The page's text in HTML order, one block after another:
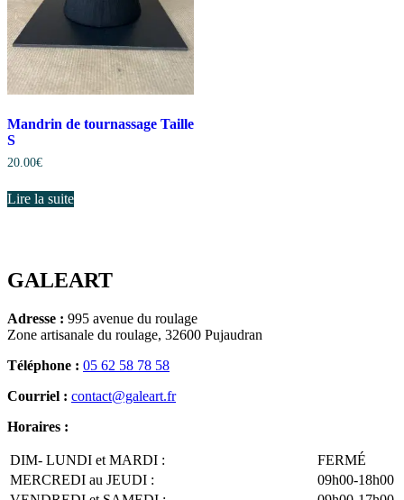
Mandrin de tournassage Taille
S
20.00€
Lire la suite
GALEART
Adresse : 995 avenue du roulage
Zone artisanale du roulage, 32600 Pujaudran
Téléphone : 05 62 58 78 58
Courriel : contact@galeart.fr
Horaires :
DIM- LUNDI et MARDI :
FERMÉ
MERCREDI au JEUDI :
09h00-18h00